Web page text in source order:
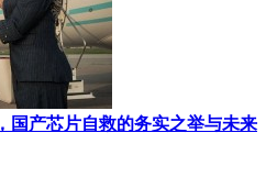
国产芯片自救的务实之举与未来